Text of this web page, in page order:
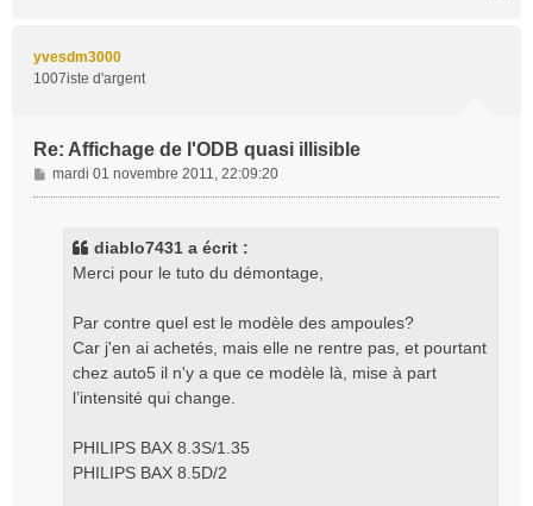
yvesdm3000
1007iste d'argent
Re: Affichage de l'ODB quasi illisible
M
e
mardi 01 novembre 2011, 22:09:20
diablo7431 a écrit :
Merci pour le tuto du démontage,
Par contre quel est le modèle des ampoules?
Car j'en ai achetés, mais elle ne rentre pas, et pourtant
chez auto5 il n'y a que ce modèle là, mise à part
l’intensité qui change.
PHILIPS BAX 8.3S/1.35
PHILIPS BAX 8.5D/2